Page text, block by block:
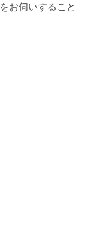
お伺いすること